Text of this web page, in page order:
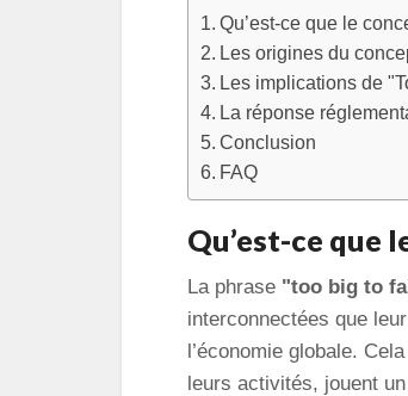
Qu’est-ce que le
Les origines du
Les implications de
La réponse
Conclusion
FAQ
Qu’est-ce que
La phrase "too big to
interconnectées que
l’économie globale.
leurs activités, jouent